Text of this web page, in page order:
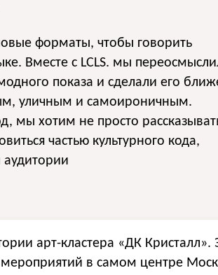
форматы, чтобы говорить
Вместе с LCLS. мы
показа и сделали его
уличным и самоироничным.
мы хотим не просто
частью культурного кода,
арт-кластера «ДК Кристалл».
в самом центре